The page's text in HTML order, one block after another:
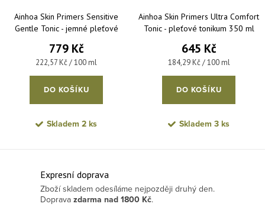
Ainhoa Skin Primers Sensitive
Gentle Tonic - jemné pleťové
779 Kč
Měrná cena:
222,57 Kč / 100 ml
DO KOŠÍKU
Skladem 2 ks
Ainhoa Skin Primers Ultra Comfort
Tonic - pleťové tonikum 350 ml
645 Kč
Měrná cena:
184,29 Kč / 100 ml
DO KOŠÍKU
Skladem 3 ks
Ovládací prvky výpisu
Expresní doprava
Zboží skladem odesíláme nejpozději druhý den.
Doprava zdarma nad 1800 Kč.